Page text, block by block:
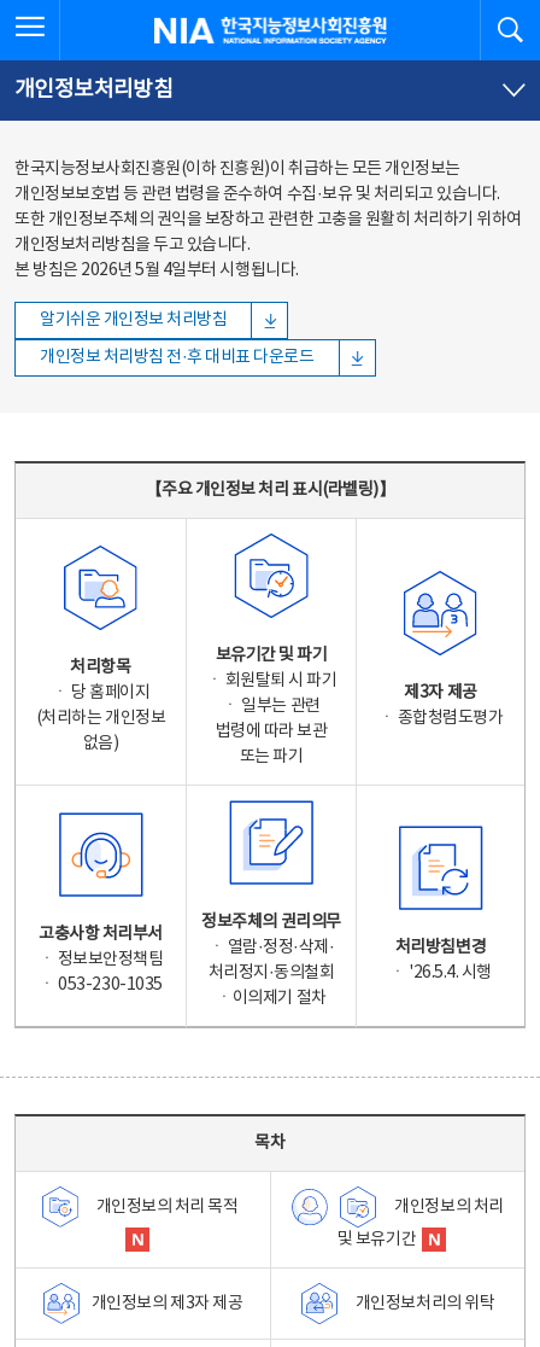
바로가기
바로가기
한국지능정보사회진흥원
개인정보처리방침
한국지능정보사회진흥원(이하 진흥원)이 취급하는 모든 개인정보는
개인정보보호법 등 관련 법령을 준수하여 수집·보유 및 처리되고 있습니다.
또한 개인정보주체의 권익을 보장하고 관련한 고충을 원활히 처리하기 위하여
개인정보처리방침을 두고 있습니다.
본 방침은 2026년 5월 4일부터 시행됩니다.
알기쉬운 개인정보 처리방침
개인정보 처리방침 전·후 대비표 다운로드
【주요 개인정보 처리 표시(라벨링)】
처리항목
ㆍ 당 홈페이지
(처리하는 개인정보
없음)
보유기간 및 파기
ㆍ 회원탈퇴 시 파기
ㆍ 일부는 관련
법령에 따라 보관
또는 파기
제3자 제공
ㆍ 종합청렴도평가
고충사항 처리부서
ㆍ 정보보안정책팀
ㆍ 053-230-1035
정보주체의 권리의무
ㆍ 열람·정정·삭제·
처리정지·동의철회
ㆍ이의제기 절차
처리방침변경
ㆍ '26.5.4. 시행
목차
개인정보의 처리 목적
개인정보의 처리
및 보유기간
개인정보의 제3자 제공 개인정보처리의 위탁